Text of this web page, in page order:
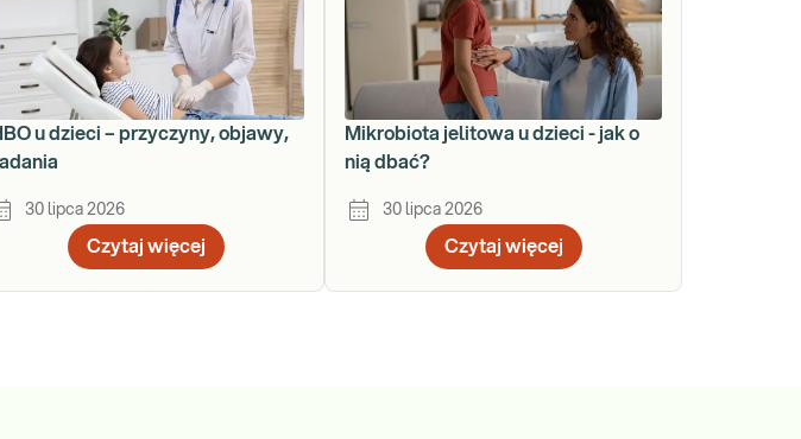
u dzieci – przyczyny, objawy,
30 lipca 2026
Czytaj więcej
Mikrobiota jelitowa u dzieci - jak o
nią dbać?
30 lipca 2026
Czytaj więcej